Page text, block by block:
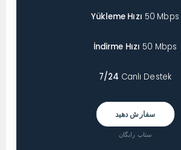
Yükleme Hızı 50 Mbps
İndirme Hızı 50 Mbps
7/24 Canlı Destek
سفارش دهید
ستاپ رایگان